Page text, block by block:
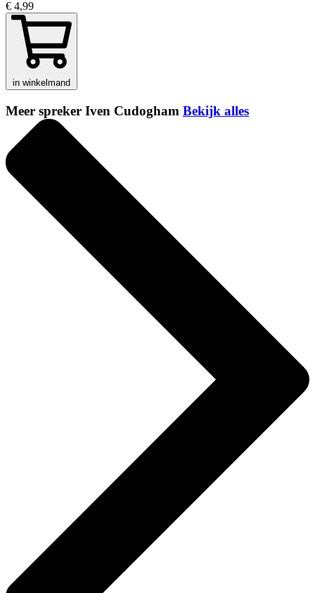
€ 4,99
in winkelmand
Meer spreker Iven Cudogham Bekijk alles